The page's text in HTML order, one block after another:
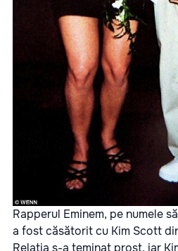
Rapperul Eminem, pe numele
a fost căsătorit cu Kim Scott
Relaţia s-a teminat prost, iar